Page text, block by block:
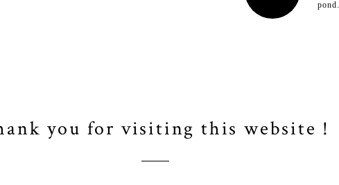
pond.
you for visiting this website !